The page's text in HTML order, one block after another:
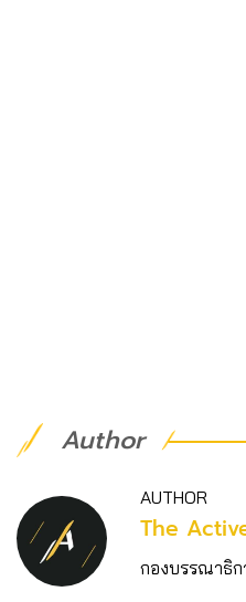
Author
AUTHOR
The
กองบรรณาธิก